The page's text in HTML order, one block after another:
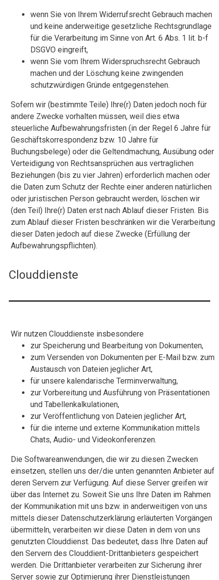
wenn Sie von Ihrem Widerrufsrecht Gebrauch machen
und keine anderweitige gesetzliche Rechtsgrundlage
für die Verarbeitung im Sinne von Art. 6 Abs. 1 lit. b-f
DSGVO eingreift,
wenn Sie vom Ihrem Widerspruchsrecht Gebrauch
machen und der Löschung keine zwingenden
schutzwürdigen Gründe entgegenstehen.
Sofern wir (bestimmte Teile) Ihre(r) Daten jedoch noch für
andere Zwecke vorhalten müssen, weil dies etwa
steuerliche Aufbewahrungsfristen (in der Regel 6 Jahre für
Geschäftskorrespondenz bzw. 10 Jahre für
Buchungsbelege) oder die Geltendmachung, Ausübung oder
Verteidigung von Rechtsansprüchen aus vertraglichen
Beziehungen (bis zu vier Jahren) erforderlich machen oder
die Daten zum Schutz der Rechte einer anderen natürlichen
oder juristischen Person gebraucht werden, löschen wir
(den Teil) Ihre(r) Daten erst nach Ablauf dieser Fristen. Bis
zum Ablauf dieser Fristen beschränken wir die Verarbeitung
dieser Daten jedoch auf diese Zwecke (Erfüllung der
Aufbewahrungspflichten).
Clouddienste
Wir nutzen Clouddienste insbesondere
zur Speicherung und Bearbeitung von Dokumenten,
zum Versenden von Dokumenten per E-Mail bzw. zum
Austausch von Dateien jeglicher Art,
für unsere kalendarische Terminverwaltung,
zur Vorbereitung und Ausführung von Präsentationen
und Tabellenkalkulationen,
zur Veröffentlichung von Dateien jeglicher Art,
für die interne und externe Kommunikation mittels
Chats, Audio- und Videokonferenzen.
Die Softwareanwendungen, die wir zu diesen Zwecken
einsetzen, stellen uns der/die unten genannten Anbieter auf
deren Servern zur Verfügung. Auf diese Server greifen wir
über das Internet zu. Soweit Sie uns Ihre Daten im Rahmen
der Kommunikation mit uns bzw. in anderweitigen von uns
mittels dieser Datenschutzerklärung erläuterten Vorgängen
übermitteln, verarbeiten wir diese Daten in dem von uns
genutzten Clouddienst. Das bedeutet, dass Ihre Daten auf
den Servern des Clouddient-Drittanbieters gespeichert
werden. Die Drittanbieter verarbeiten zur Sicherung ihrer
Server sowie zur Optimierung ihrer Dienstleistungen